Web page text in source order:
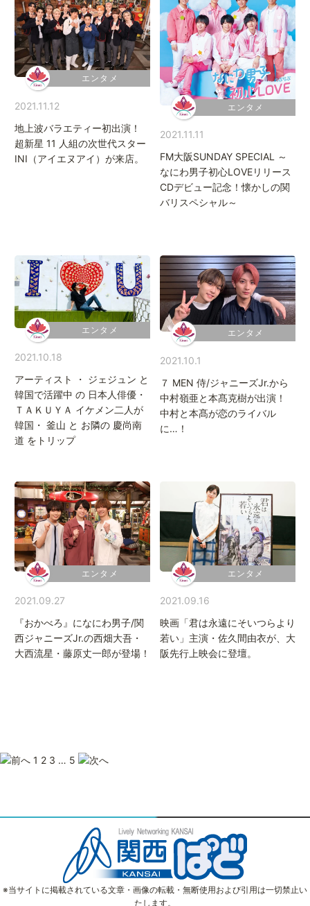
エンタメ
2021.11.12
地上波バラエティー初出演！
超新星 11 人組の次世代スター
INI（アイエヌアイ）が来店。
エンタメ
2021.11.11
FM大阪SUNDAY SPECIAL ～
なにわ男子初心LOVEリリース
CDデビュー記念！懐かしの関
バリスペシャル～
エンタメ
2021.10.18
アーティスト ・ ジェジュン と
韓国で活躍中 の 日本人俳優・
ＴＡＫＵＹＡ イケメン二人が
韓国・ 釜山 と お隣の 慶尚南
道 をトリップ
エンタメ
2021.10.1
７ MEN 侍/ジャニーズJr.から
中村嶺亜と本髙克樹が出演！
中村と本髙が恋のライバル
に…！
エンタメ
2021.09.27
『おかべろ』になにわ男子/関
西ジャニーズJr.の西畑大吾・
大西流星・藤原丈一郎が登場！
エンタメ
2021.09.16
映画「君は永遠にそいつらより
若い」主演・佐久間由衣が、大
阪先行上映会に登壇。
ナ
ビ
ョ
1 2 3 … 5
※当サイトに掲載されている文章・画像の転載・無断使用および引用は一切禁止い
たします。